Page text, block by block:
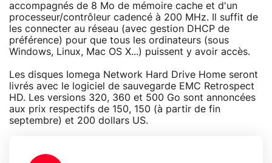
accompagnés de 8 Mo de mémoire cache et d'un
processeur/contrôleur cadencé à 200 MHz. Il suffit de
les connecter au réseau (avec gestion DHCP de
préférence) pour que tous les ordinateurs (sous
Windows, Linux, Mac OS X...) puissent y avoir accès.
Les disques Iomega Network Hard Drive Home seront
livrés avec le logiciel de sauvegarde EMC Retrospect
HD. Les versions 320, 360 et 500 Go sont annoncées
aux prix respectifs de 150, 150 (à partir de fin
septembre) et 200 dollars US.